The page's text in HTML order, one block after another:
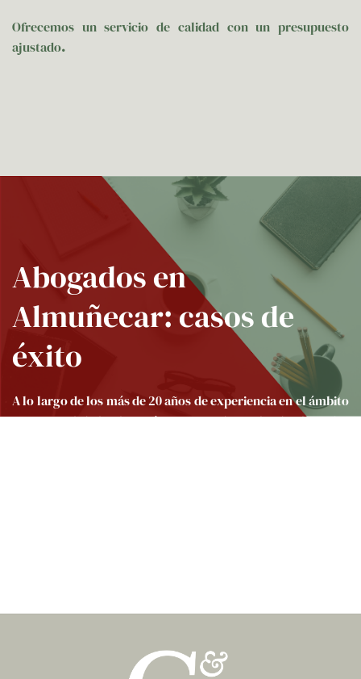
Ofrecemos un servicio de calidad con un presupuesto
ajustado.
Abogados en
Almuñecar: casos de
éxito
A lo largo de los más de 20 años de experiencia en el ámbito
profesional de la abogacía, nuestro despacho de abogados